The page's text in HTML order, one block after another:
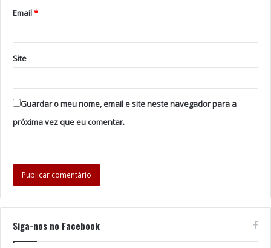
Email*
Site
Guardar o meu nome, email e site neste navegador para a
próxima vez que eu comentar.
Siga-nos no Facebook